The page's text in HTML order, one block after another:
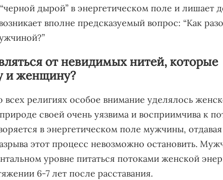
дырой” в энергетическом поле и лишает
вполне предсказуемый вопрос: “Как
от невидимых нитей, которые
и женщину?
всех религиях особое внимание уделялось
своей очень уязвима и восприимчива к
в энергетическом поле мужчины,
этот процесс невозможно остановить.
уровне питаться потоками женской
6-7 лет после расставания.